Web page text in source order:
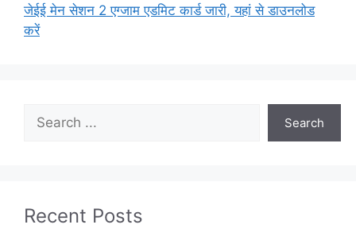
जेईई मेन सेशन 2 एग्जाम एडमिट कार्ड जारी, यहां से डाउनलोड
करें
Search
Search
Recent Posts